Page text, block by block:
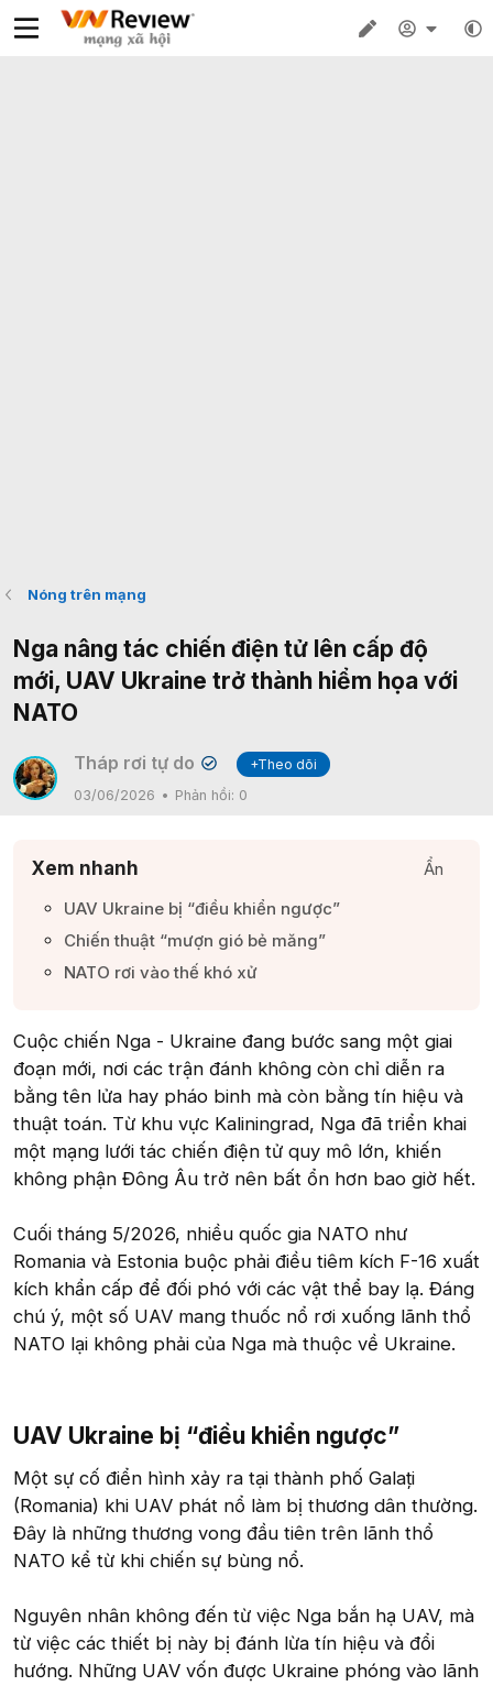
Nóng trên mạng
Nga nâng tác chiến điện tử lên cấp độ
mới, UAV Ukraine trở thành hiểm họa với
NATO
Tháp rơi tự do ✔
+Theo dõi
03/06/2026
Phản hồi: 0
Xem nhanh
Ẩn
UAV Ukraine bị “điều khiển ngược”​
Chiến thuật “mượn gió bẻ măng”​
NATO rơi vào thế khó xử​
Cuộc chiến Nga - Ukraine đang bước sang một giai
đoạn mới, nơi các trận đánh không còn chỉ diễn ra
bằng tên lửa hay pháo binh mà còn bằng tín hiệu và
thuật toán. Từ khu vực Kaliningrad, Nga đã triển khai
một mạng lưới tác chiến điện tử quy mô lớn, khiến
không phận Đông Âu trở nên bất ổn hơn bao giờ hết.
Cuối tháng 5/2026, nhiều quốc gia NATO như
Romania và Estonia buộc phải điều tiêm kích F-16 xuất
kích khẩn cấp để đối phó với các vật thể bay lạ. Đáng
chú ý, một số UAV mang thuốc nổ rơi xuống lãnh thổ
NATO lại không phải của Nga mà thuộc về Ukraine.
UAV Ukraine bị “điều khiển ngược”​
Một sự cố điển hình xảy ra tại thành phố Galați
(Romania) khi UAV phát nổ làm bị thương dân thường.
Đây là những thương vong đầu tiên trên lãnh thổ
NATO kể từ khi chiến sự bùng nổ.
Nguyên nhân không đến từ việc Nga bắn hạ UAV, mà
từ việc các thiết bị này bị đánh lừa tín hiệu và đổi
hướng. Những UAV vốn được Ukraine phóng vào lãnh